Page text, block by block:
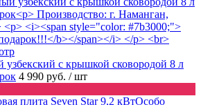
узбекский с крышкой сковородой 8 л
4 990 руб. / шт